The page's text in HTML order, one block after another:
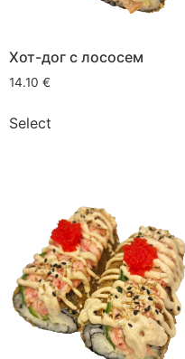
Хот-дог с лососем
14.10 €
Select